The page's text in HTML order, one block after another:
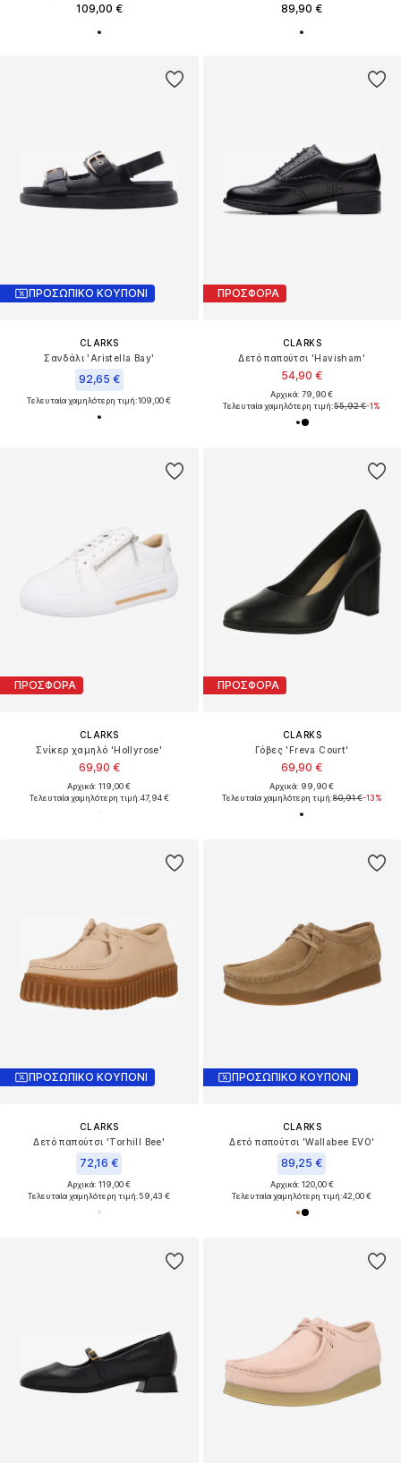
109,00 € 89,90 €
ΠΡΟΣΩΠΙΚΟ ΚΟΥΠΟΝΙ
CLARKS
Σανδάλι 'Aristella Bay'
92,65 €
Τελευταία χαμηλότερη τιμή:109,00 €
ΠΡΟΣΦΟΡΑ
CLARKS
Δετό παπούτσι 'Havisham'
54,90 €
Αρχικά: 79,90 €
Τελευταία χαμηλότερη τιμή:55,92 €-1%
ΠΡΟΣΦΟΡΑ
CLARKS
Σνίκερ χαμηλό 'Hollyrose'
69,90 €
Αρχικά: 119,00 €
Τελευταία χαμηλότερη τιμή:47,94 €
ΠΡΟΣΦΟΡΑ
CLARKS
Γόβες 'Freva Court'
69,90 €
Αρχικά: 99,90 €
Τελευταία χαμηλότερη τιμή:80,91 €-13%
ΠΡΟΣΩΠΙΚΟ ΚΟΥΠΟΝΙ
CLARKS
Δετό παπούτσι 'Torhill Bee'
72,16 €
Αρχικά: 119,00 €
Τελευταία χαμηλότερη τιμή:59,43 €
ΠΡΟΣΩΠΙΚΟ ΚΟΥΠΟΝΙ
CLARKS
Δετό παπούτσι 'Wallabee EVO'
89,25 €
Αρχικά: 120,00 €
Τελευταία χαμηλότερη τιμή:42,00 €